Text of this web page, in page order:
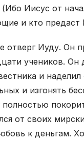
Иисус от
и кто предаст
отверг Иуду. Он
учеников. Он
и наделил
и изгонять
полностью
от своих
к деньгам.